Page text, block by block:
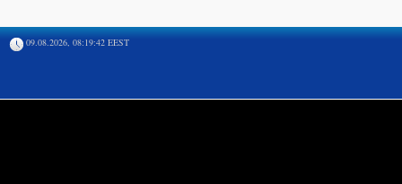
09.08.2026, 08:19:42 EEST